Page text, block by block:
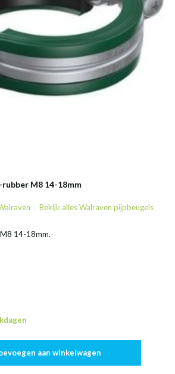
M8 14-18mm
Bekijk alles Walraven pijpbeugels
14-18mm.
aan winkelwagen